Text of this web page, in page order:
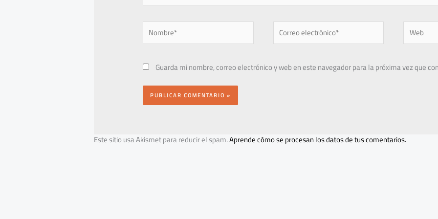
Nombre* Correo
electrónico*
Web
Guarda mi nombre, correo electrónico y web en este navegador para la próxima vez que
Este sitio usa Akismet para reducir el spam.Aprende cómo se procesan los datos de tus comentarios.